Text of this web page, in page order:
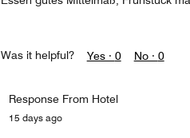
Was it helpful? Yes · 0 No · 0
Response From Hotel
15 days ago